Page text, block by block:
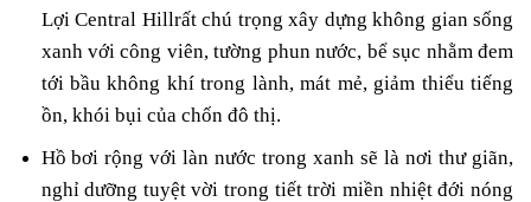
Lợi Central Hillrất chú trọng xây dựng không gian sống
xanh với công viên, tường phun nước, bể sục nhằm đem
tới bầu không khí trong lành, mát mẻ, giảm thiểu tiếng
ồn, khói bụi của chốn đô thị.
Hồ bơi rộng với làn nước trong xanh sẽ là nơi thư giãn,
nghỉ dưỡng tuyệt vời trong tiết trời miền nhiệt đới nóng